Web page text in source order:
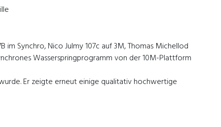
Synchro, Nico Julmy 107c auf 3M, Thomas Michellod
Wasserspringprogramm von der 10M-Plattform
Er zeigte erneut einige qualitativ hochwertige